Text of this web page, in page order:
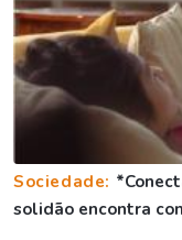
Sociedade:
solidão encontra